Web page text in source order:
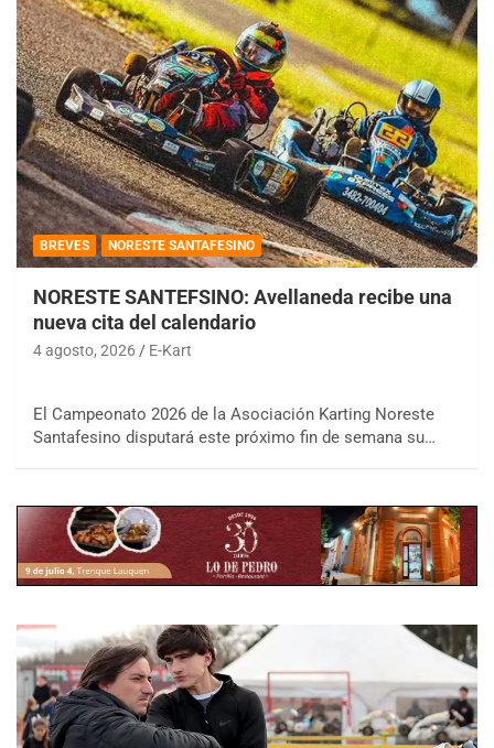
BREVES NORESTE SANTAFESINO
NORESTE SANTEFSINO: Avellaneda recibe una
nueva cita del calendario
4 agosto, 2026 E-Kart
El Campeonato 2026 de la Asociación Karting Noreste
Santafesino disputará este próximo fin de semana su…